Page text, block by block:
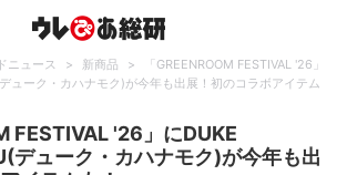
ニュース > 新商品 >
「GREENROOM FESTIVAL '26」
ューク・カハナモク)が今年も出展！初のコラボアイテム
FESTIVAL '26」にDUKE
デューク・カハナモク)が今年も出